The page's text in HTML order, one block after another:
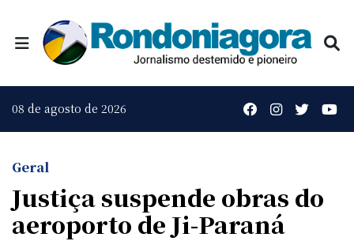
08 de agosto de 2026
Geral
Justiça suspende obras do
aeroporto de Ji-Paraná